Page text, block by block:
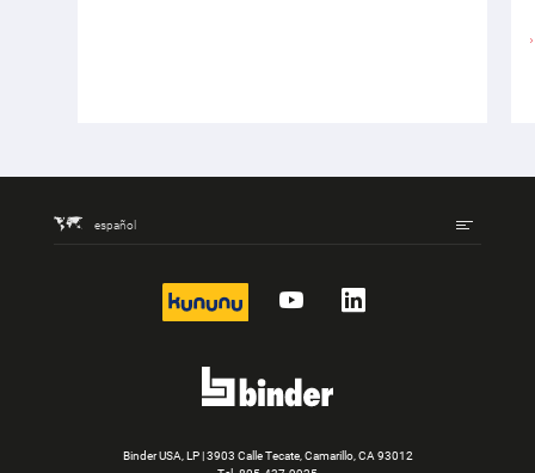
español
kununu YouTubeLinkedIn
Binder USA, LP | 3903 Calle Tecate, Camarillo, CA 93012